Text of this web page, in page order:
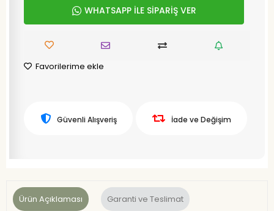
WHATSAPP İLE SİPARİŞ VER
Favorilerime ekle
Güvenli Alışveriş İade ve Değişim
Ürün Açıklaması Garanti ve Teslimat